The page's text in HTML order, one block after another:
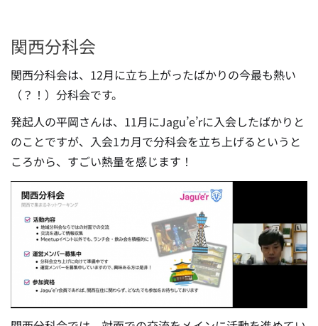
関西分科会
関西分科会は、12月に立ち上がったばかりの今最も熱い
（？！）分科会です。
発起人の平岡さんは、11月にJagu’e’rに入会したばかりと
のことですが、入会1カ月で分科会を立ち上げるというと
ころから、すごい熱量を感じます！